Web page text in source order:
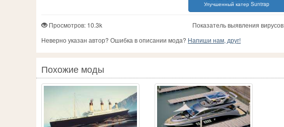
Улучшенный катер Suntrap
Просмотров: 10.3k Показатель выявления
Неверно указан автор? Ошибка в описании мода? Напиши нам, друг!
Похожие моды